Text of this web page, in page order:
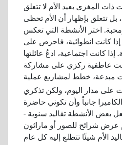
ذات المغزى بعيد الأم لا تتعلق
بل تتعلق بإظهار أن الأم تحظى
اختر الأنشطة التي تعكس
كانت انطوائية، فاحرص على
كانت اجتماعية، ادعُ عائلتها
عاطفية ركزي على مشاركة
على مدار اليوم، ولكن تذكري
جانباً وأن تكوني حاضرة
بعض الأنشطة تقاليد سنوية -
عرض شرائح للصور أو ماراثون